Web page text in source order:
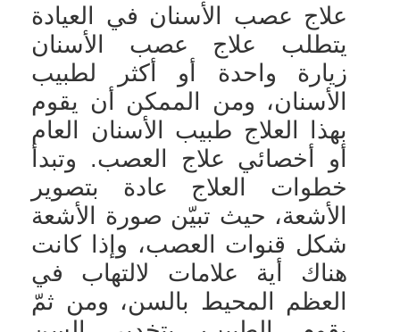
علاج عصب الأسنان في العيادة
يتطلب علاج عصب الأسنان
زيارة واحدة أو أكثر لطبيب
الأسنان، ومن الممكن أن يقوم
بهذا العلاج طبيب الأسنان العام
أو أخصائي علاج العصب. وتبدأ
خطوات العلاج عادة بتصوير
الأشعة، حيث تبيّن صورة الأشعة
شكل قنوات العصب، وإذا كانت
هناك أية علامات لالتهاب في
العظم المحيط بالسن، ومن ثمّ